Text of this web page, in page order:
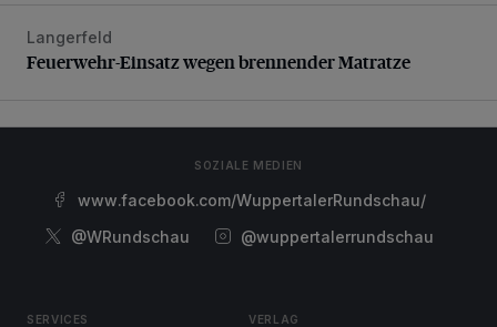
Feuerwehr-Einsatz wegen brennender Matratze
Langerfeld
Feuerwehr-Einsatz wegen brennender Matratze
SOZIALE MEDIEN
www.facebook.com/WuppertalerRundschau/
@WRundschau
@wuppertalerrundschau
SERVICES VERLAG